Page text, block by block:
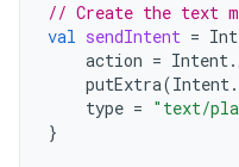
// Create the text
val sendIntent =
action = Intent.
putExtra(Intent.
type = "text/
}